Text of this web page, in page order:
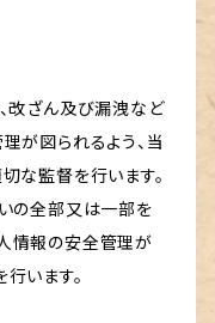
改ざん及び漏洩など
が図られるよう、当
な監督を行います。
の全部又は一部を
情報の安全管理が
います。